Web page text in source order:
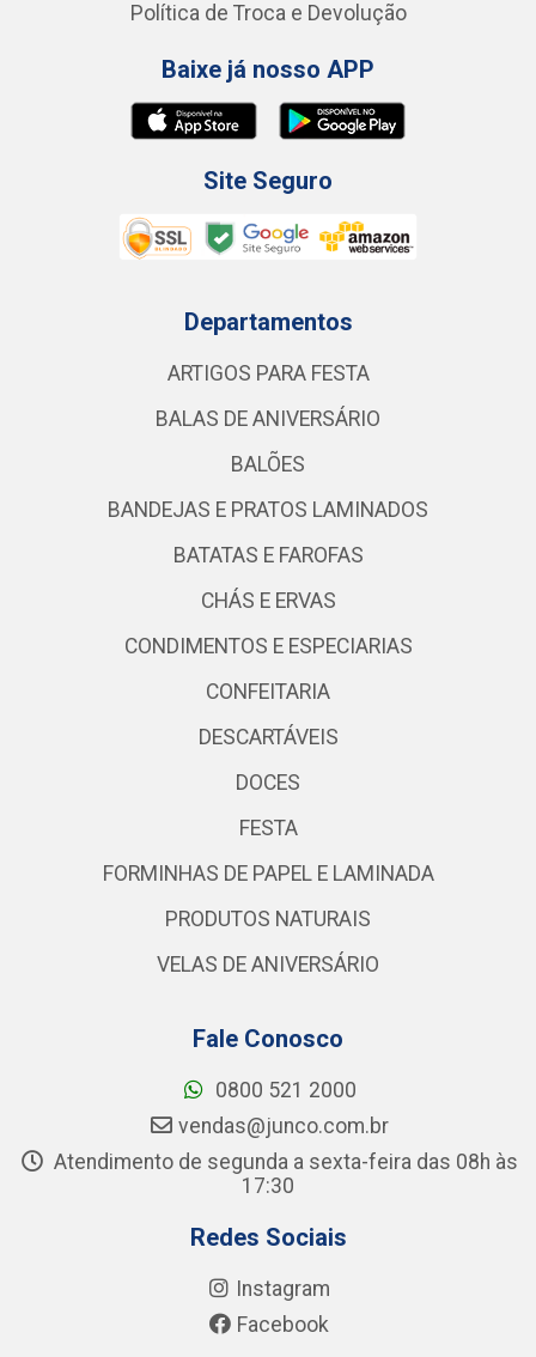
Política de Troca e Devolução
Baixe já nosso APP
Site Seguro
Departamentos
ARTIGOS PARA FESTA
BALAS DE ANIVERSÁRIO
BALÕES
BANDEJAS E PRATOS LAMINADOS
BATATAS E FAROFAS
CHÁS E ERVAS
CONDIMENTOS E ESPECIARIAS
CONFEITARIA
DESCARTÁVEIS
DOCES
FESTA
FORMINHAS DE PAPEL E LAMINADA
PRODUTOS NATURAIS
VELAS DE ANIVERSÁRIO
Fale Conosco
0800 521 2000
vendas@junco.com.br
Atendimento de segunda a sexta-feira das 08h às
17:30
Redes Sociais
Instagram
Facebook